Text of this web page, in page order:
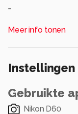
-
Alle rechten
Meer info tonen
Instellingen
Gebruikte
Nikon D60